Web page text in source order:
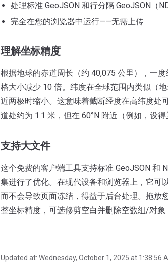
处理标准 GeoJSON 和行分隔 GeoJSON（
完全在您的浏览器中运行——无需上传
理解坐标精度
根据地球的赤道周长（约 40,075 公里），一
格大小减少 10 倍。纬度在全球范围内类似（
近两极时缩小。这意味着截断经度在高纬度处
道处约为 1.1 米，但在 60°N 附近（例如，设得
支持大文件
这个免费的客户端工具支持标准 GeoJSON 和
集进行了优化。在现代设备和浏览器上，它
而不会导致页面冻结，得益于后台处理。拖放
整坐标精度，可选修剪空白并删除空数组/对象
Updated at: Wednesday, October 1, 2025 at 1:38:56